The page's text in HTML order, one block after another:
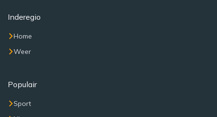
Inderegio
Home
Weer
Populair
Sport